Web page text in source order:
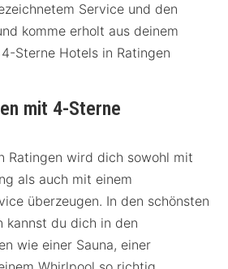
Service und den
komme erholt aus deinem
Sterne Hotels in Ratingen
mit 4-Sterne
Ratingen wird dich sowohl mit
als auch mit einem
überzeugen. In den schönsten
kannst du dich in den
wie einer Sauna, einer